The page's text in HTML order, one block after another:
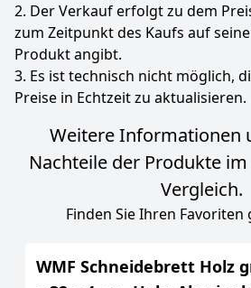
2. Der Verkauf erfolgt zu dem
zum Zeitpunkt des Kaufs auf
Produkt angibt.
3. Es ist technisch nicht möglich,
Preise in Echtzeit zu aktualisieren.
Weitere Informationen
Nachteile der Produkte
Vergleich.
Finden Sie Ihren Favoriten
WMF Schneidebrett Holz